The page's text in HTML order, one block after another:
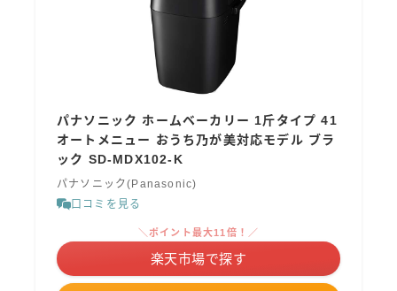
パナソニック ホームベーカリー 1斤タイプ 41
オートメニュー おうち乃が美対応モデル ブラ
ック SD-MDX102-K
パナソニック(Panasonic)
口コミを見る
＼ポイント最大11倍！／
楽天市場で探す